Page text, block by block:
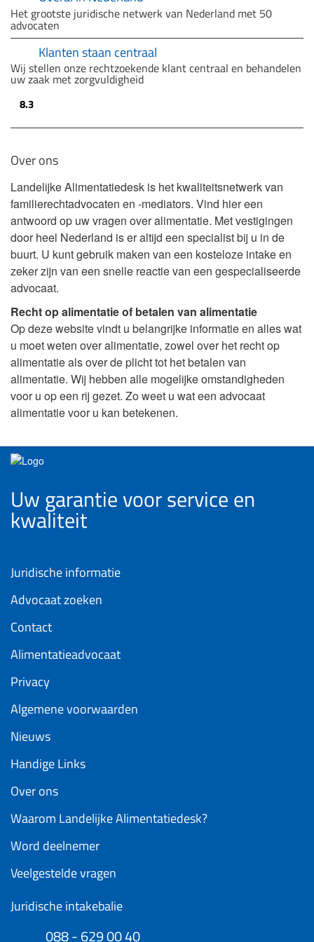
Het grootste juridische netwerk van Nederland met 50
advocaten
Klanten staan centraal
Wij stellen onze rechtzoekende klant centraal en behandelen
uw zaak met zorgvuldigheid
8.3
Over ons
Landelijke Alimentatiedesk is het kwaliteitsnetwerk van
familierechtadvocaten en -mediators. Vind hier een
antwoord op uw vragen over alimentatie. Met vestigingen
door heel Nederland is er altijd een specialist bij u in de
buurt. U kunt gebruik maken van een kosteloze intake en
zeker zijn van een snelle reactie van een gespecialiseerde
advocaat.
Recht op alimentatie of betalen van alimentatie
Op deze website vindt u belangrijke informatie en alles wat
u moet weten over alimentatie, zowel over het recht op
alimentatie als over de plicht tot het betalen van
alimentatie. Wij hebben alle mogelijke omstandigheden
voor u op een rij gezet. Zo weet u wat een advocaat
alimentatie voor u kan betekenen.
Uw garantie voor service en
kwaliteit
Juridische informatie
Advocaat zoeken
Contact
Alimentatieadvocaat
Privacy
Algemene voorwaarden
Nieuws
Handige Links
Over ons
Waarom Landelijke Alimentatiedesk?
Word deelnemer
Veelgestelde vragen
Juridische intakebalie
088 - 629 00 40